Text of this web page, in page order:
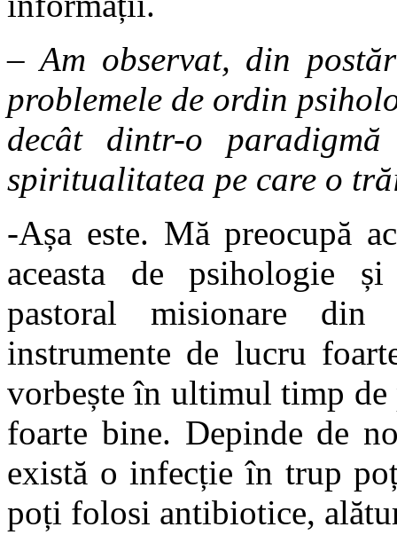
– Am observat, din
problemele de ordin
decât dintr-o
spiritualitatea pe care o
-Așa este. Mă preocupă
aceasta de psihologie
pastoral misionare din
instrumente de lucru
vorbește în ultimul timp de
foarte bine. Depinde de
există o infecție în trup
poți folosi antibiotice,